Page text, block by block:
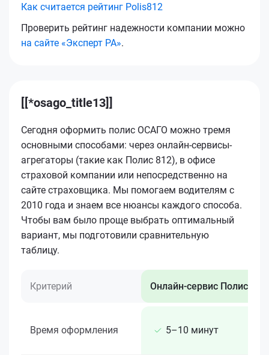
Как считается рейтинг Polis812
Проверить рейтинг надежности компании можно
на сайте «Эксперт РА».
[[*osago_title13]]
Сегодня оформить полис ОСАГО можно тремя
основными способами: через онлайн-сервисы-
агрегаторы (такие как Полис 812), в офисе
страховой компании или непосредственно на
сайте страховщика. Мы помогаем водителям с
2010 года и знаем все нюансы каждого способа.
Чтобы вам было проще выбрать оптимальный
вариант, мы подготовили сравнительную
таблицу.
Критерий Онлайн-сервис Полис 812
Время оформления 5–10 минут